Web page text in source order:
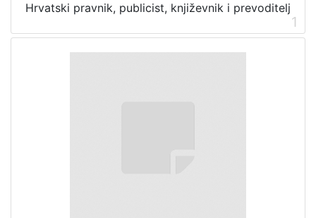
Hrvatski pravnik, publicist, književnik i prevoditelj
1